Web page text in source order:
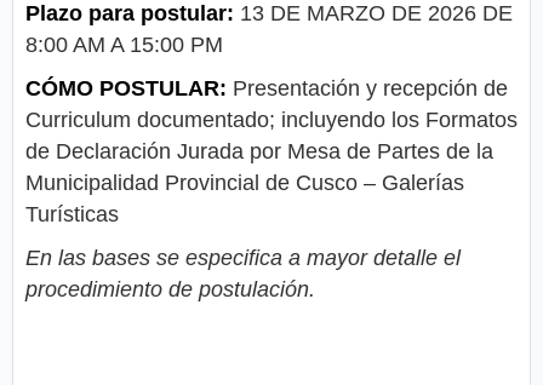
Plazo para postular: 13 DE MARZO DE 2026 DE
8:00 AM A 15:00 PM
CÓMO POSTULAR: Presentación y recepción de
Curriculum documentado; incluyendo los Formatos
de Declaración Jurada por Mesa de Partes de la
Municipalidad Provincial de Cusco – Galerías
Turísticas
En las bases se especifica a mayor detalle el
procedimiento de postulación.